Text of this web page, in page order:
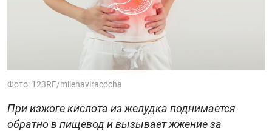
Фото: 123RF/milenaviracocha
При изжоге кислота из желудка поднимается
обратно в пищевод и вызывает жжение за